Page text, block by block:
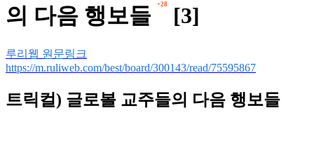
의 다음 행보들
+28 [3]
루리웹 원문링크
https://m.ruliweb.com/best/board/300143/read/75595867
트릭컬) 글로볼 교주들의 다음 행보들